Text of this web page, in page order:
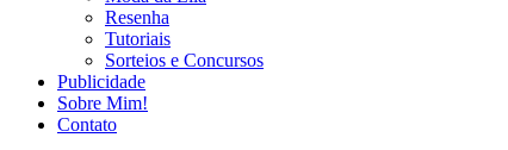
Resenha
Tutoriais
Sorteios e Concursos
Publicidade
Sobre Mim!
Contato